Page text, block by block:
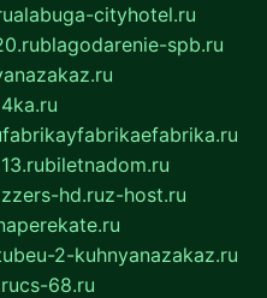
alabuga-cityhotel.ru
blagodarenie-spb.ru
fabrikayfabrikaefabrika.ru
biletnadom.ru
hd.ruz-host.ru
2-kuhnyanazakaz.ru
cs-68.ru